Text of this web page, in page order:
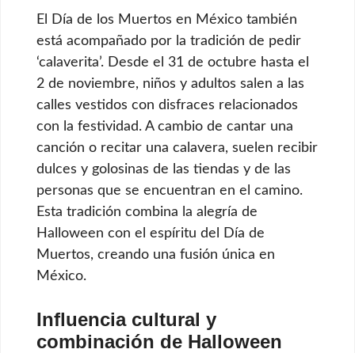
El Día de los Muertos en México también
está acompañado por la tradición de pedir
‘calaverita’. Desde el 31 de octubre hasta el
2 de noviembre, niños y adultos salen a las
calles vestidos con disfraces relacionados
con la festividad. A cambio de cantar una
canción o recitar una calavera, suelen recibir
dulces y golosinas de las tiendas y de las
personas que se encuentran en el camino.
Esta tradición combina la alegría de
Halloween con el espíritu del Día de
Muertos, creando una fusión única en
México.
Influencia cultural y
combinación de Halloween